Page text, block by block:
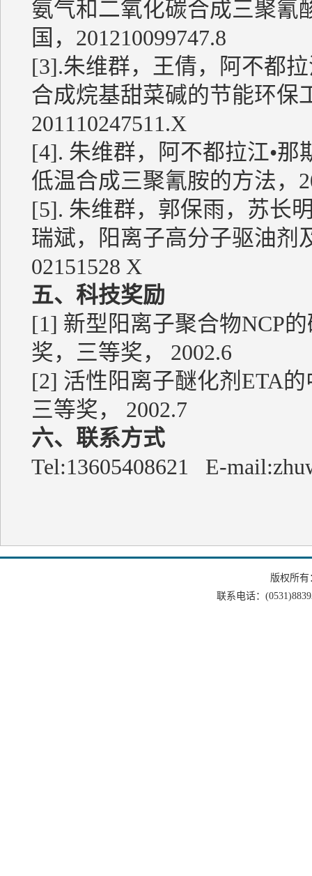
氨气和二氧化碳合成三聚氰
国，201210099747.8
[3].朱维群，王倩，阿不都
合成烷基甜菜碱的节能环保
201110247511.X
[4]. 朱维群，阿不都拉江•
低温合成三聚氰胺的方法，
[5]. 朱维群，郭保雨，苏长
瑞斌，阳离子高分子驱油剂
02151528 X
五、科技奖励
[1] 新型阳离子聚合物NCP
奖，三等奖， 2002.6
[2] 活性阳离子醚化剂ETA
三等奖， 2002.7
六、联系方式
Tel:13605408621 E-
版权所
联系电话：